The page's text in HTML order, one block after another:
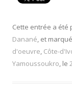
Cette entrée a été
Danané, et
d'oeuvre, Côte-
Yamoussoukro, le